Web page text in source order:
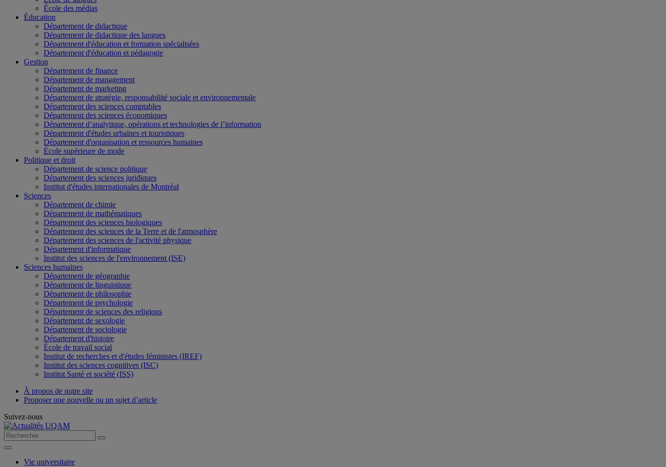
École des médias
Éducation
Département de didactique
Département de didactique des langues
Département d'éducation et formation spécialisées
Département d'éducation et pédagogie
Gestion
Département de finance
Département de management
Département de marketing
Département de stratégie, responsabilité sociale et environnementale
Département des sciences comptables
Département des sciences économiques
Département d’analytique, opérations et technologies de l’information
Département d'études urbaines et touristiques
Département d'organisation et ressources humaines
École supérieure de mode
Politique et droit
Département de science politique
Département des sciences juridiques
Institut d'études internationales de Montréal
Sciences
Département de chimie
Département de mathématiques
Département des sciences biologiques
Département des sciences de la Terre et de l'atmosphère
Département des sciences de l'activité physique
Département d'informatique
Institut des sciences de l'environnement (ISE)
Sciences humaines
Département de géographie
Département de linguistique
Département de philosophie
Département de psychologie
Département de sciences des religions
Département de sexologie
Département de sociologie
Département d'histoire
École de travail social
Institut de recherches et d'études féministes (IREF)
Institut des sciences cognitives (ISC)
Institut Santé et société (ISS)
À propos de notre site
Proposer une nouvelle ou un sujet d’article
Suivez-nous
Vie universitaire